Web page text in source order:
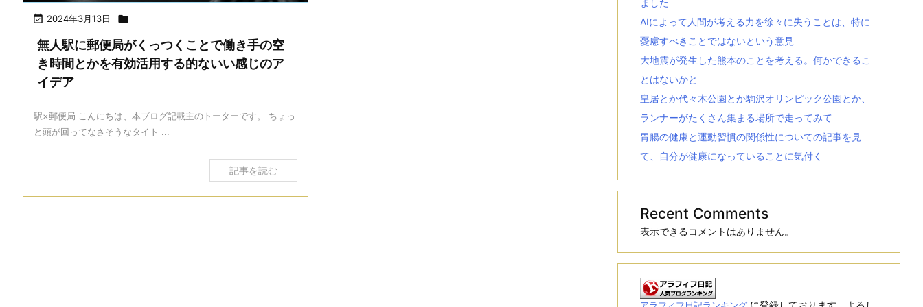
 2024年3月13日 
無人駅に郵便局がくっつくことで働き手の空
き時間とかを有効活用する的ないい感じのア
イデア
駅×郵便局 こんにちは、本ブログ記載主のトーターです。 ちょっ
と頭が回ってなさそうなタイト ...
記事を読む
AIによって人間が考える力を徐々に失うことは、特に
憂慮すべきことではないという意見
大地震が発生した熊本のことを考える。何かできるこ
とはないかと
皇居とか代々木公園とか駒沢オリンピック公園とか、
ランナーがたくさん集まる場所で走ってみて
胃腸の健康と運動習慣の関係性についての記事を見
て、自分が健康になっていることに気付く
Recent Comments
表示できるコメントはありません。
に登録しております。よろし